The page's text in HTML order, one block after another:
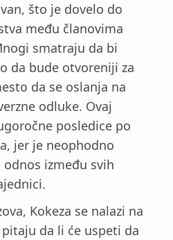
što je dovelo do
među članovima
smatraju da bi
da bude otvoreniji za
da se oslanja na
odluke. Ovaj
posledice po
jer je neophodno
između svih
Kokeza se nalazi na
da li će uspeti da